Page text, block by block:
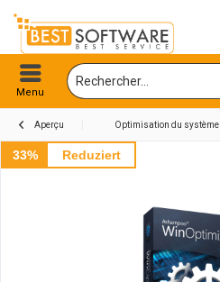
Menu
Aperçu Optimisation du système
33% Reduziert